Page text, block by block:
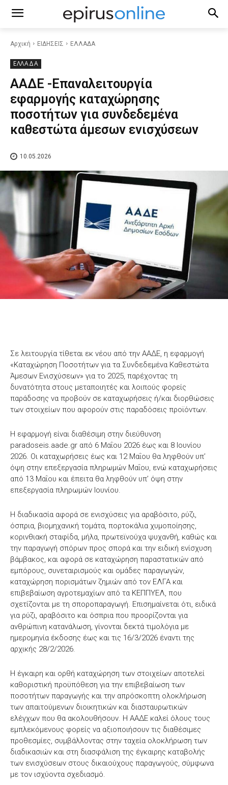
Αρχική ΕΙΔΗΣΕΙΣ ΕΛΛΑΔΑ
ΕΛΛΑΔΑ
ΑΑΔΕ -Επαναλειτουργία
εφαρμογής καταχώρησης
ποσοτήτων για συνδεδεμένα
καθεστώτα άμεσων ενισχύσεων
10.05.2026
Σε λειτουργία τίθεται εκ νέου από την ΑΑΔΕ, η εφαρμογή
«Καταχώρηση Ποσοτήτων για τα Συνδεδεμένα Καθεστώτα
Άμεσων Ενισχύσεων» για το 2025, παρέχοντας τη
δυνατότητα στους μεταποιητές και λοιπούς φορείς
παράδοσης να προβούν σε καταχωρήσεις ή/και διορθώσεις
των στοιχείων που αφορούν στις παραδόσεις προϊόντων.
Η εφαρμογή είναι διαθέσιμη στην διεύθυνση
paradoseis.aade.gr από 6 Μαΐου 2026 έως και 8 Ιουνίου
2026. Οι καταχωρήσεις έως και 12 Μαΐου θα ληφθούν υπ’
όψη στην επεξεργασία πληρωμών Μαΐου, ενώ καταχωρήσεις
από 13 Μαΐου και έπειτα θα ληφθούν υπ’ όψη στην
επεξεργασία πληρωμών Ιουνίου.
Η διαδικασία αφορά σε ενισχύσεις για αραβόσιτο, ρύζι,
όσπρια, βιομηχανική τομάτα, πορτοκάλια χυμοποίησης,
κορινθιακή σταφίδα, μήλα, πρωτεϊνούχα ψυχανθή, καθώς και
την παραγωγή σπόρων προς σπορά και την ειδική ενίσχυση
βάμβακος, και αφορά σε καταχώρηση παραστατικών από
εμπόρους, συνεταιρισμούς και ομάδες παραγωγών,
καταχώρηση πορισμάτων ζημιών από τον ΕΛΓΑ και
επιβεβαίωση αγροτεμαχίων από τα ΚΕΠΠΥΕΛ, που
σχετίζονται με τη σποροπαραγωγή. Επισημαίνεται ότι, ειδικά
για ρύζι, αραβόσιτο και όσπρια που προορίζονται για
ανθρώπινη κατανάλωση, γίνονται δεκτά τιμολόγια με
ημερομηνία έκδοσης έως και τις 16/3/2026 έναντι της
αρχικής 28/2/2026.
Η έγκαιρη και ορθή καταχώρηση των στοιχείων αποτελεί
καθοριστική προϋπόθεση για την επιβεβαίωση των
ποσοτήτων παραγωγής και την απρόσκοπτη ολοκλήρωση
των απαιτούμενων διοικητικών και διασταυρωτικών
ελέγχων που θα ακολουθήσουν. Η ΑΑΔΕ καλεί όλους τους
εμπλεκόμενους φορείς να αξιοποιήσουν τις διαθέσιμες
προθεσμίες, συμβάλλοντας στην ταχεία ολοκλήρωση των
διαδικασιών και στη διασφάλιση της έγκαιρης καταβολής
των ενισχύσεων στους δικαιούχους παραγωγούς, σύμφωνα
με τον ισχύοντα σχεδιασμό.